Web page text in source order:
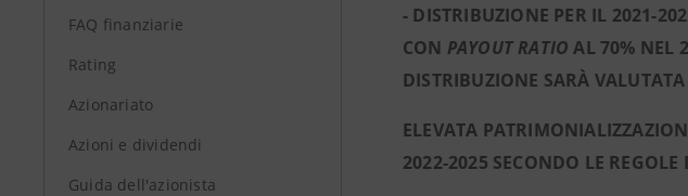
FAQ finanziarie
Rating
Azionariato
Azioni e dividendi
Guida dell'azionista
- DISTRIBUZIONE PER IL 2021-
CON PAYOUT RATIO AL 70% NEL
DISTRIBUZIONE SARÀ
ELEVATA
2022-2025 SECONDO LE